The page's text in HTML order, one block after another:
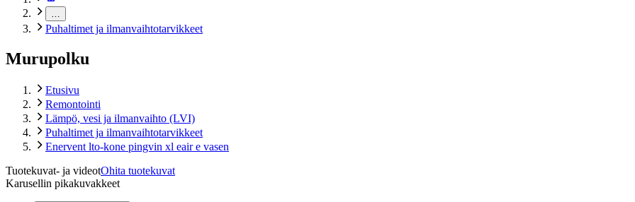
Puhaltimet ja ilmanvaihtotarvikkeet
Murupolku
Etusivu
Remontointi
Lämpö, vesi ja ilmanvaihto (LVI)
Puhaltimet ja ilmanvaihtotarvikkeet
Enervent lto-kone pingvin xl eair e vasen
Tuotekuvat- ja videotOhita tuotekuvat
Karusellin pikakuvakkeet